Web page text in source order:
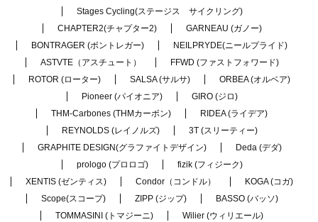
Stages Cycling(ステージス サイクリング)
CHAPTER2(チャプター2)
GARNEAU (ガノー)
BONTRAGER (ボントレガー)
NEILPRYDE(ニールプライド)
ASTVTE（アスチュート）
FFWD (ファストフォワード)
ROTOR (ローター)
SALSA (サルサ)
ORBEA (オルベア)
Pioneer (パイオニア)
GIRO (ジロ)
THM-Carbones (THMカーボン)
RIDEA (ライデア)
REYNOLDS (レイノルズ)
3T (スリーティー)
GRAPHITE DESIGN(グラファイトデザイン)
Deda (デダ)
prologo (プロロゴ)
fizik (フィジーク)
XENTIS (ゼンティス)
Condor（コンドル）
KOGA (コガ)
Scope(スコープ)
ZIPP (ジップ)
BASSO (バッソ)
TOMMASINI (トマジーニ)
Wilier (ウィリエール)